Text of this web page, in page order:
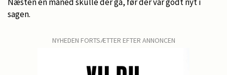
sagen.
NYHEDEN FORTSÆTTER EFTER ANNONCEN